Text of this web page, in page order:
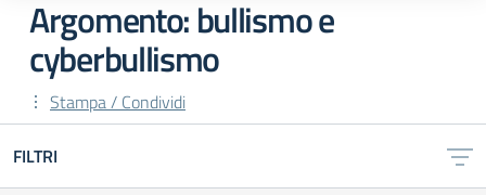
Argomento: bullismo e
cyberbullismo
Stampa / Condividi
FILTRI